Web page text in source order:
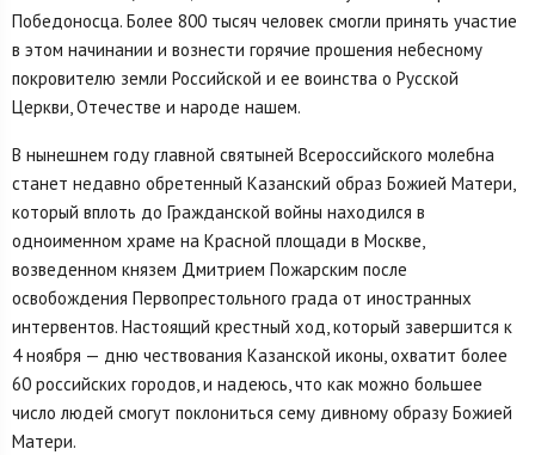
Победоносца. Более 800 тысяч человек смогли принять участие
в этом начинании и вознести горячие прошения небесному
покровителю земли Российской и ее воинства о Русской
Церкви, Отечестве и народе нашем.
В нынешнем году главной святыней Всероссийского молебна
станет недавно обретенный Казанский образ Божией Матери,
который вплоть до Гражданской войны находился в
одноименном храме на Красной площади в Москве,
возведенном князем Дмитрием Пожарским после
освобождения Первопрестольного града от иностранных
интервентов. Настоящий крестный ход, который завершится к
4 ноября — дню чествования Казанской иконы, охватит более
60 российских городов, и надеюсь, что как можно большее
число людей смогут поклониться сему дивному образу Божией
Матери.